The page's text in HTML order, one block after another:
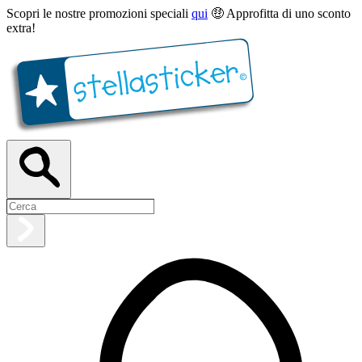
Scopri le nostre promozioni speciali qui 🤑 Approfitta di uno sconto
extra!